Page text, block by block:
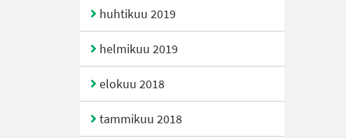
huhtikuu 2019
helmikuu 2019
elokuu 2018
tammikuu 2018